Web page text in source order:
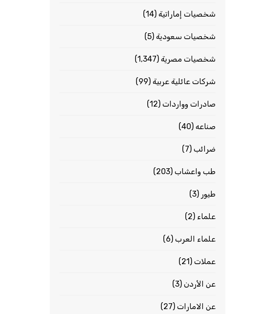
شخصيات إماراتية (14)
شخصيات سعودية (5)
شخصيات مصرية (1٬347)
شركات عائلية عربية (99)
صادرات وواردات (12)
صناعه (40)
ضرائب (7)
طب واعشاب (203)
طيور (3)
علماء (2)
علماء العرب (6)
عملات (21)
عن الأردن (3)
عن الامارات (27)